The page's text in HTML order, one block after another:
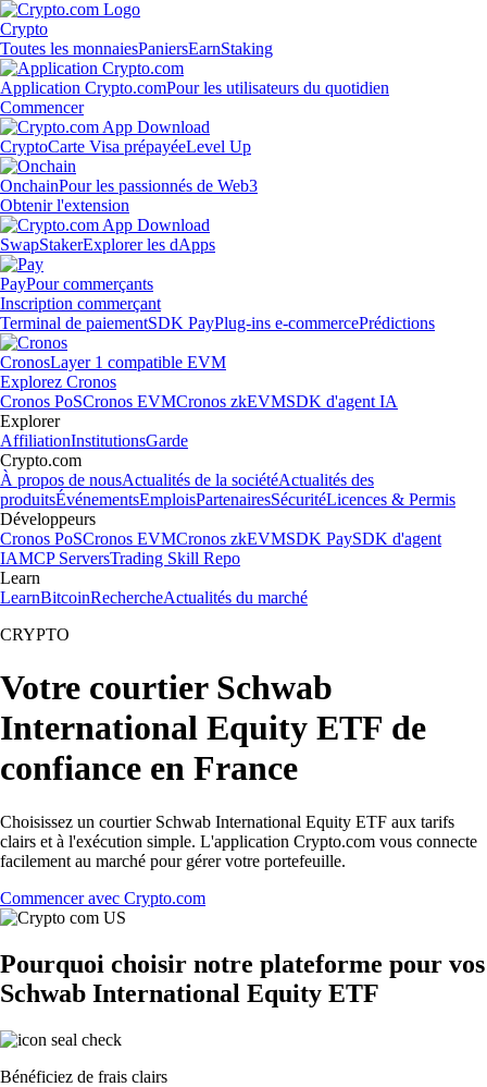
Crypto
Toutes les monnaiesPaniersEarnStaking
Application Crypto.comPour les utilisateurs du quotidien
Commencer
CryptoCarte Visa prépayéeLevel Up
OnchainPour les passionnés de Web3
Obtenir l'extension
SwapStakerExplorer les dApps
PayPour commerçants
Inscription commerçant
Terminal de paiementSDK PayPlug-ins e-commercePrédictions
CronosLayer 1 compatible EVM
Explorez Cronos
Cronos PoSCronos EVMCronos zkEVMSDK d'agent IA
Explorer
AffiliationInstitutionsGarde
Crypto.com
À propos de nousActualités de la sociétéActualités des
produitsÉvénementsEmploisPartenairesSécuritéLicences & Permis
Développeurs
Cronos PoSCronos EVMCronos zkEVMSDK PaySDK d'agent
IAMCP ServersTrading Skill Repo
Learn
LearnBitcoinRechercheActualités du marché
CRYPTO
Votre courtier Schwab
International Equity ETF de
confiance en France
Choisissez un courtier Schwab International Equity ETF aux tarifs
clairs et à l'exécution simple. L'application Crypto.com vous connecte
facilement au marché pour gérer votre portefeuille.
Commencer avec Crypto.com
Pourquoi choisir notre plateforme pour vos
Schwab International Equity ETF
Bénéficiez de frais clairs